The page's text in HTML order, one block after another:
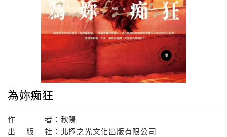
為妳痴狂
作 者： 秋陽
出
版 社： 北極之光文化出版有限公司